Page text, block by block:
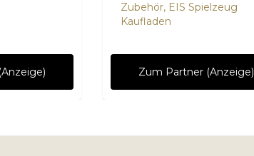
Zubehör, EIS Spielzeug
Kaufladen
Zum Partner (Anzeige)